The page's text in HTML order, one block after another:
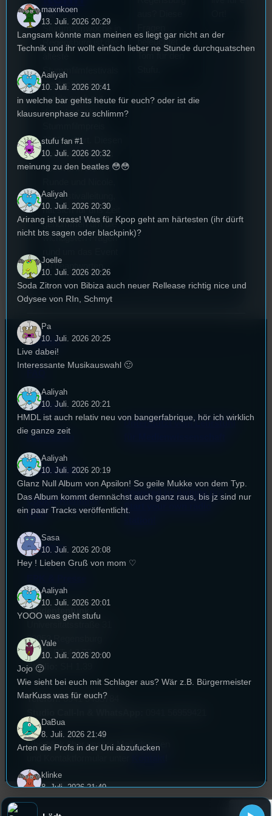
Die
Regensburg ist das
Stummfilmfestivals
Deutschland und
wurde auch mit
dem deutschen
2022 gekürt. Diesen
Sommer geht das
Festival in die 44.
die Festivalleitung,
hat sich für uns Zeit
genommen um die
wichtigsten Fragen
zu beantworten.
beleuchtet
Kontakt
Satzung
Impressum
Datenschutz
Cookie-Richtlinie
(EU)
Empfang
Unterstützt vom Lehrstuhl
Powered by Airtime.pro –
Start your own radio
Studentenfunk
93053 Regensburg
Büro:
PT 4.0.73
Studio:
Telefon:0941 9435784
Überblick über unsere Mailadressen
maxnkoen
13. Juli. 2026 20:29
Langsam könnte man meinen es liegt gar nicht an der
Technik und ihr wollt einfach lieber ne Stunde durchquatschen
Aaliyah
10. Juli. 2026 20:41
in welche bar gehts heute für euch? oder ist die
klausurenphase zu schlimm?
stufu fan #1
10. Juli. 2026 20:32
meinung zu den beatles 😳😳
Aaliyah
10. Juli. 2026 20:30
Arirang ist krass! Was für Kpop geht am härtesten (ihr dürft
nicht bts sagen oder blackpink)?
Joelle
10. Juli. 2026 20:26
Soda Zitron von Bibiza auch neuer Rellease richtig nice und
Odysee von RIn, Schmyt
Pa
10. Juli. 2026 20:25
Live dabei!
Interessante Musikauswahl 🙂
Aaliyah
10. Juli. 2026 20:21
HMDL ist auch relativ neu von bangerfabrique, hör ich wirklich
die ganze zeit
Aaliyah
10. Juli. 2026 20:19
Glanz Null Album von Apsilon! So geile Mukke von dem Typ.
Das Album kommt demnächst auch ganz raus, bis jz sind nur
ein paar Tracks veröffentlicht.
Sasa
10. Juli. 2026 20:08
Hey ! Lieben Gruß von mom ♡
Aaliyah
10. Juli. 2026 20:01
YOOO was geht stufu
Vale
10. Juli. 2026 20:00
Jojo 🙂
Wie sieht bei euch mit Schlager aus? Wär z.B. Bürgermeister
MarKuss was für euch?
DaBua
8. Juli. 2026 21:49
Arten die Profs in der Uni abzufucken
klinke
8. Juli. 2026 21:49
trinkspiele ranking (bierpong, flunky, etc.)